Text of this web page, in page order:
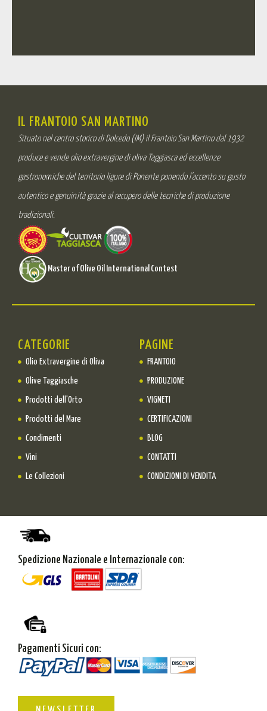
IL FRANTOIO SAN MARTINO
Situato nel centro storico di Dolcedo (IM) il Frantoio San Martino dal 1932
produce e vende olio extravergine di oliva Taggiasca ed eccellenze
gastronomiche del territorio ligure di Ponente ponendo l’accento su gusto
autentico e genuinità grazie al recupero delle tecniche di produzione
tradizionali.
Master of Olive Oil International Contest
CATEGORIE
Olio Extravergine di Oliva
Olive Taggiasche
Prodotti dell'Orto
Prodotti del Mare
Condimenti
Vini
Le Collezioni
PAGINE
FRANTOIO
PRODUZIONE
VIGNETI
CERTIFICAZIONI
BLOG
CONTATTI
CONDIZIONI DI VENDITA
Spedizione Nazionale e Internazionale con:
Pagamenti Sicuri con: